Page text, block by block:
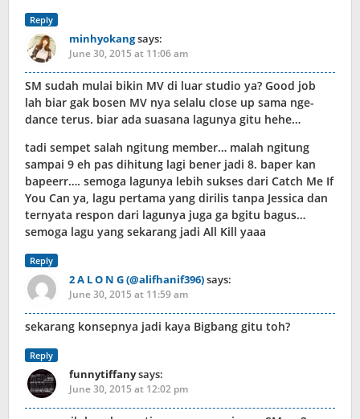
Reply
minhyokangsays:
June 30, 2015 at 11:06 am
SM sudah mulai bikin MV di luar studio ya? Good job
lah biar gak bosen MV nya selalu close up sama nge-
dance terus. biar ada suasana lagunya gitu hehe…
tadi sempet salah ngitung member… malah ngitung
sampai 9 eh pas dihitung lagi bener jadi 8. baper kan
bapeerr…. semoga lagunya lebih sukses dari Catch Me If
You Can ya, lagu pertama yang dirilis tanpa Jessica dan
ternyata respon dari lagunya juga ga bgitu bagus…
semoga lagu yang sekarang jadi All Kill yaaa
Reply
2 A L O N G (@alifhanif396)says:
June 30, 2015 at 11:59 am
sekarang konsepnya jadi kaya Bigbang gitu toh?
Reply
funnytiffanysays:
June 30, 2015 at 12:02 pm